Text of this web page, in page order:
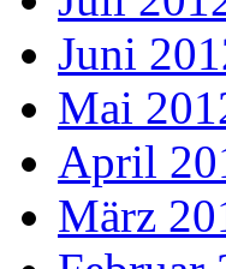
Juni
Mai
April
März